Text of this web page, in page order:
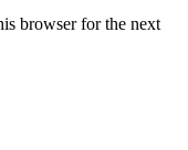
browser for the next